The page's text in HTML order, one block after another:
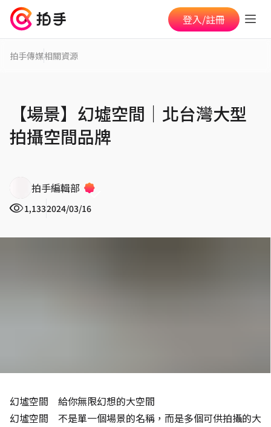
登入/註冊
拍手傳媒相關資源
【場景】幻墟空間｜北台灣大型
拍攝空間品牌
拍手編輯部
1,1332024/03/16
幻墟空間 給你無限幻想的大空間
幻墟空間 不是單一個場景的名稱，而是多個可供拍攝的大